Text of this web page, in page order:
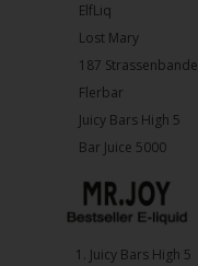
ElfLiq
Lost Mary
187 Strassenbande
Flerbar
Juicy Bars High 5
Bar Juice 5000
1.⁠ ⁠Juicy Bars High 5